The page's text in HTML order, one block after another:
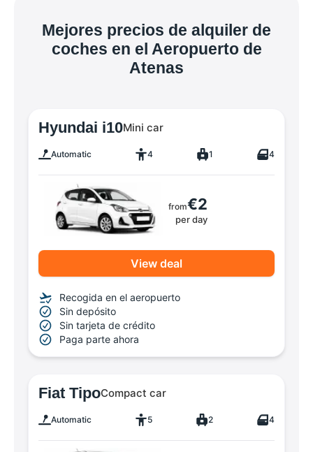
Mejores precios de alquiler de
coches en el Aeropuerto de
Atenas
Hyundai i10Mini car
Automatic 4 1 4
from€2
per day
View deal
Recogida en el aeropuerto
Sin depósito
Sin tarjeta de crédito
Paga parte ahora
Fiat TipoCompact car
Automatic 5 2 4